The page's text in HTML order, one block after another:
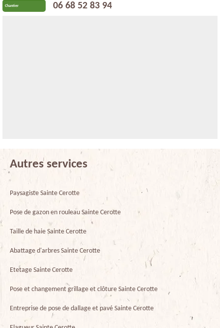
Chantier 06 68 52 83 94
Autres services
Paysagiste Sainte Cerotte
Pose de gazon en rouleau Sainte Cerotte
Taille de haie Sainte Cerotte
Abattage d'arbres Sainte Cerotte
Etetage Sainte Cerotte
Pose et changement grillage et clôture Sainte Cerotte
Entreprise de pose de dallage et pavé Sainte Cerotte